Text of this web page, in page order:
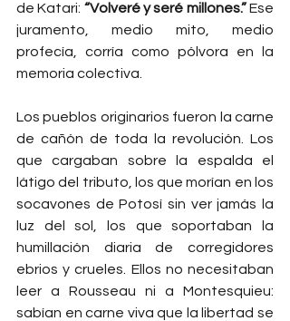
de Katari: “Volveré y seré millones.” Ese
juramento, medio mito, medio
profecía, corría como pólvora en la
memoria colectiva.
Los pueblos originarios fueron la carne
de cañón de toda la revolución. Los
que cargaban sobre la espalda el
látigo del tributo, los que morían en los
socavones de Potosí sin ver jamás la
luz del sol, los que soportaban la
humillación diaria de corregidores
ebrios y crueles. Ellos no necesitaban
leer a Rousseau ni a Montesquieu:
sabían en carne viva que la libertad se